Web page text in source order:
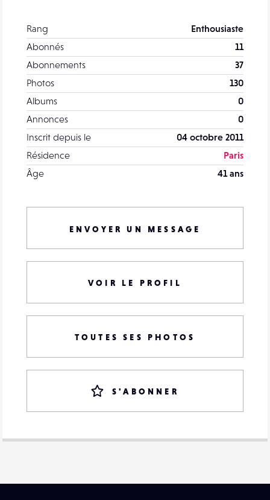
Rang
Enthousiaste
Abonnés
11
Abonnements
37
Photos
130
Albums
0
Annonces
0
Inscrit depuis le
04 octobre 2011
Résidence
Paris
Âge
41 ans
ENVOYER UN MESSAGE
VOIR LE PROFIL
TOUTES SES PHOTOS
S'ABONNER